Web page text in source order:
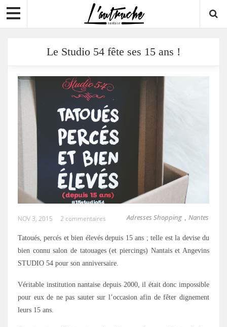
Le Studio 54 fête ses 15 ans !
Adresses Shopping , Nantes
NOV 3, 2015 2 commentaires
Tatoués, percés et bien élevés depuis 15 ans ; telle est la devise du
bien connu salon de tatouages (et piercings) Nantais et Angevins
STUDIO 54 pour son anniversaire.
Véritable institution nantaise depuis 2000, il était donc impossible
pour eux de ne pas sauter sur l’occasion afin de fêter dignement
leurs 15 ans.